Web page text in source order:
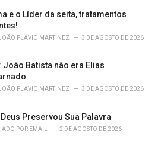
e o Líder da seita, tratamentos
FLÁVIO MARTINEZ 3 DE AGOSTO DE 2026
João Batista não era Elias
FLÁVIO MARTINEZ 3 DE AGOSTO DE 2026
Preservou Sua Palavra
POR EMAIL 2 DE AGOSTO DE 2026